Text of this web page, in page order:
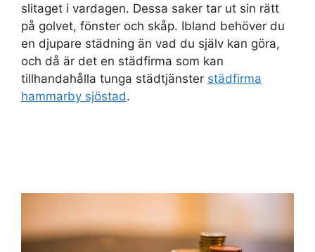
slitaget i vardagen. Dessa saker tar ut sin rätt
på golvet, fönster och skåp. Ibland behöver du
en djupare städning än vad du själv kan göra,
och då är det en städfirma som kan
tillhandahålla tunga städtjänster städfirma
hammarby sjöstad.